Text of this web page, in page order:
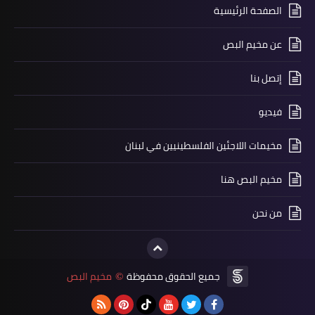
*انحراف سيارة عند المدخل الشمالي
لمدينة صور*
الصفحة الرئيسية
عن مخيم البص
إتصل بنا
فيديو
مخيمات اللاجئين الفلسطينيين في لبنان
مخيم البص هنا
من نحن
جميع الحقوق محفوظة © مخيم البص